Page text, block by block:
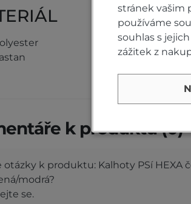
k produktu (0)
otázky k produktu: Kalhoty PSí HEXA
modrá?
se.
stránek vašim
používáme
souhlas s
zážitek z